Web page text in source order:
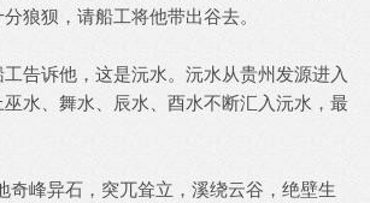
狼狈，请船工将他带出谷去。
诉他，这是沅水。沅水从贵州发源进入
水、舞水、辰水、酉水不断汇入沅水，最
峰异石，突兀耸立，溪绕云谷，绝壁生